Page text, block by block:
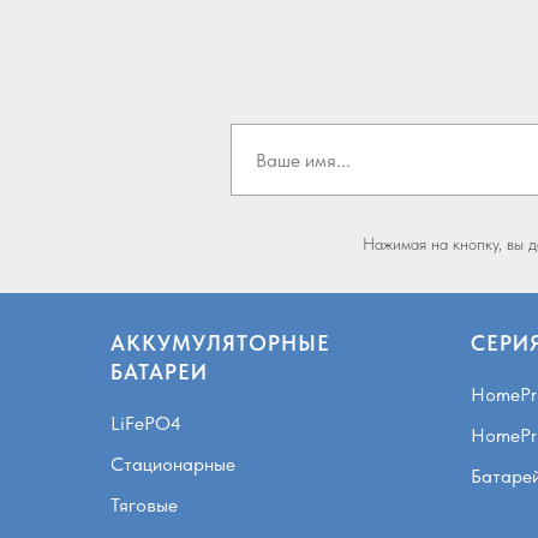
Нажимая на кнопку, вы
АККУМУЛЯТОРНЫЕ
БАТАРЕИ
LiFePO4
Стационарные
Тяговые